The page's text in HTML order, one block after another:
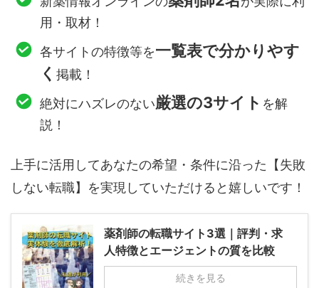
用・取材！
各サイトの特徴等を一覧表で分かりやす
く 掲載！
絶対にハズレのない厳選の3サイト を解
説！
上手に活用してあなたの希望・条件に沿った【失敗
しない転職】を実現していただけると嬉しいです！
薬剤師の転職サイト3選｜評判・求
人特徴とエージェントの質を比較
続きを見る